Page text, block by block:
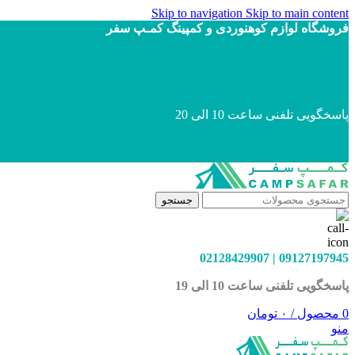
Skip to navigation Skip to main content
فروشگاه لوازم کوهنوردی و کمپینگ کمـپ سفر
پاسخگویی تلفنی ساعت 10 الی 20
جستجو
09127197945 | 02128429907
پاسخگویی تلفنی ساعت 10 الی 19
0 محصول / ۰ تومان
منو